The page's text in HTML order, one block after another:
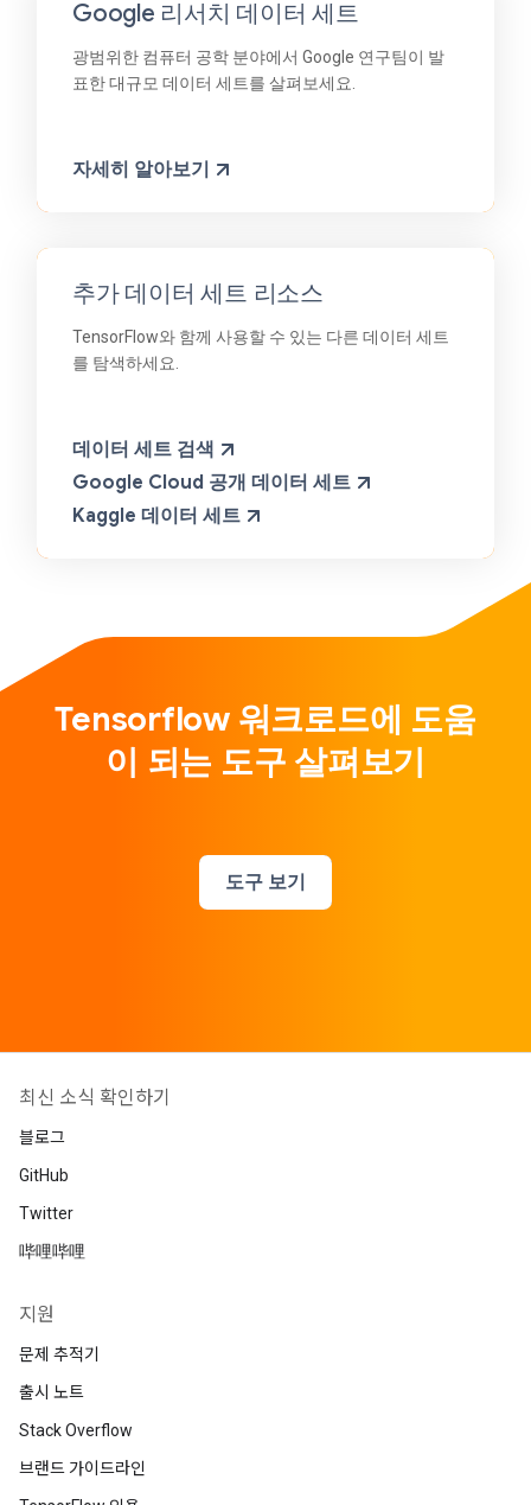
Google 리서치 데이터 세트
광범위한 컴퓨터 공학 분야에서 Google 연구팀이 발
표한 대규모 데이터 세트를 살펴보세요.
자세히 알아보기
추가 데이터 세트 리소스
TensorFlow와 함께 사용할 수 있는 다른 데이터 세트
를 탐색하세요.
데이터 세트 검색
Google Cloud 공개 데이터 세트
Kaggle 데이터 세트
Tensorflow 워크로드에 도움
이 되는 도구 살펴보기
도구 보기
최신 소식 확인하기
블로그
GitHub
Twitter
哔哩哔哩
지원
문제 추적기
출시 노트
Stack Overflow
브랜드 가이드라인